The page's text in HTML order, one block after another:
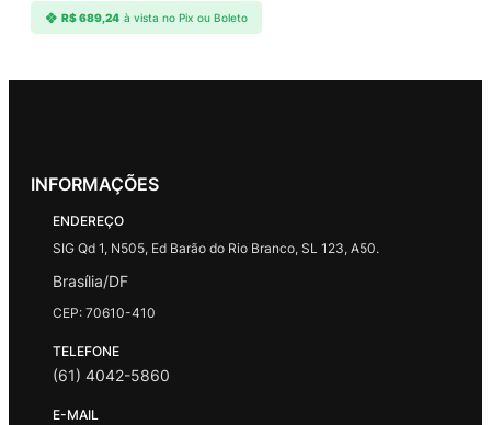
R$689,24 à vista no Pix ou Boleto
INFORMAÇÕES
ENDEREÇO
SIG Qd 1, N505, Ed Barão do Rio Branco, SL 123, A50.
Brasília/DF
CEP: 70610-410
TELEFONE
(61) 4042-5860
E-MAIL